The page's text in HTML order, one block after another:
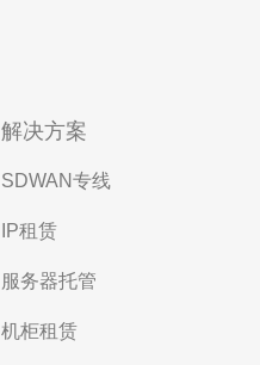
解决方案
SDWAN专线
IP租赁
服务器托管
机柜租赁